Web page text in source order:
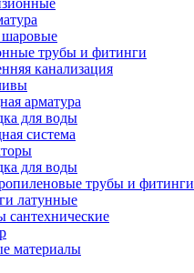
трубы и фитинги
канализация
арматура
для воды
система
для воды
трубы и фитинги
латунные
сантехнические
материалы